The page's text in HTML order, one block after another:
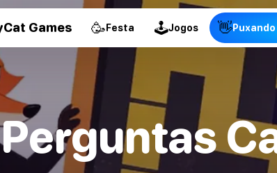
Games 🥳Festa 🕹Jogos 👋
Perguntas